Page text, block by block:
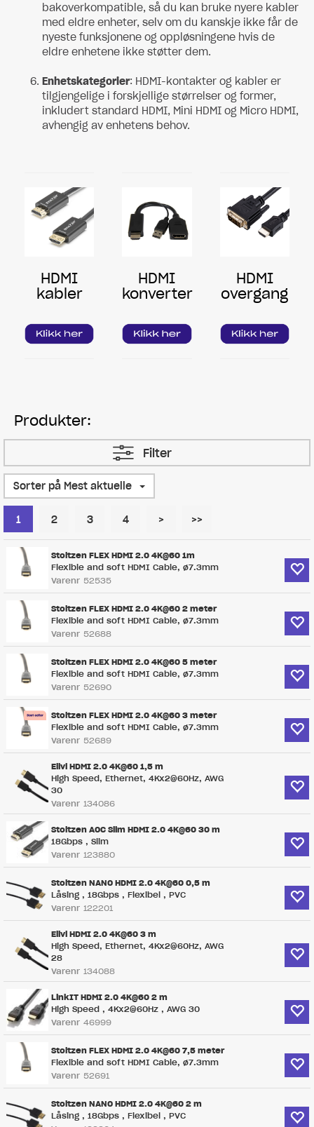
bakoverkompatible, så du kan bruke nyere kabler
med eldre enheter, selv om du kanskje ikke får de
nyeste funksjonene og oppløsningene hvis de
eldre enhetene ikke støtter dem.
Enhetskategorier: HDMI-kontakter og kabler er
tilgjengelige i forskjellige størrelser og former,
inkludert standard HDMI, Mini HDMI og Micro HDMI,
avhengig av enhetens behov.
HDMI
kabler
HDMI
konverter
HDMI
overgang
Produkter:
Filter
Sorter på Mest aktuelle
1 2 3 4 > >>
Stoltzen FLEX HDMI 2.0 4K@60 1m
Flexible and soft HDMI Cable, ø7.3mm
Varenr 52535
Stoltzen FLEX HDMI 2.0 4K@60 2 meter
Flexible and soft HDMI Cable, ø7.3mm
Varenr 52688
Stoltzen FLEX HDMI 2.0 4K@60 5 meter
Flexible and soft HDMI Cable, ø7.3mm
Varenr 52690
Stoltzen FLEX HDMI 2.0 4K@60 3 meter
Flexible and soft HDMI Cable, ø7.3mm
Varenr 52689
Elivi HDMI 2.0 4K@60 1,5 m
High Speed, Ethernet, 4Kx2@60Hz, AWG
30
Varenr 134086
Stoltzen AOC Slim HDMI 2.0 4K@60 30 m
18Gbps , Slim
Varenr 123880
Stoltzen NANO HDMI 2.0 4K@60 0,5 m
Låsing , 18Gbps , Flexibel , PVC
Varenr 122201
Elivi HDMI 2.0 4K@60 3 m
High Speed, Ethernet, 4Kx2@60Hz, AWG
28
Varenr 134088
LinkIT HDMI 2.0 4K@60 2 m
High Speed , 4Kx2@60Hz , AWG 30
Varenr 46999
Stoltzen FLEX HDMI 2.0 4K@60 7,5 meter
Flexible and soft HDMI Cable, ø7.3mm
Varenr 52691
Stoltzen NANO HDMI 2.0 4K@60 2 m
Låsing , 18Gbps , Flexibel , PVC